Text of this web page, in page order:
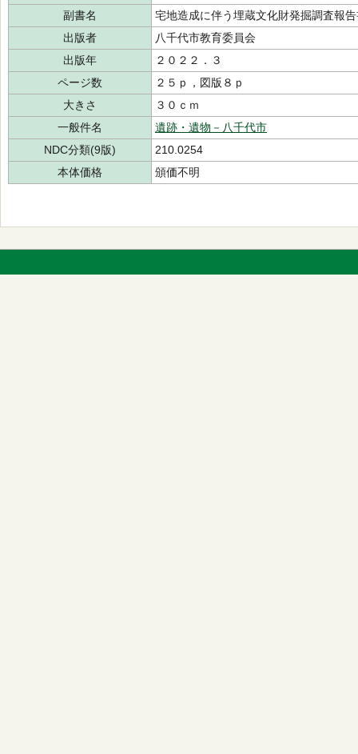
副書名
宅地造成に伴う埋蔵文化財発掘調査報
出版者
八千代市教育委員会
出版年
２０２２．３
ページ数
２５ｐ，図版８ｐ
大きさ
３０ｃｍ
一般件名
遺跡・遺物－八千代市
NDC分類(9版)
210.0254
本体価格
頒価不明